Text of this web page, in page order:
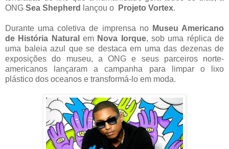
ONG Sea Shepherd lançou o Projeto Vortex.
Durante uma coletiva de imprensa no Museu Americano
de História Natural em Nova Iorque, sob uma réplica de
uma baleia azul que se destaca em uma das dezenas de
exposições do museu, a ONG e seus parceiros norte-
americanos lançaram a campanha para limpar o lixo
plástico dos oceanos e transformá-lo em moda.